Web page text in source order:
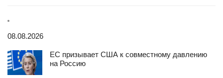
08.08.2026
ЕС призывает США к совместному давлению
на Россию